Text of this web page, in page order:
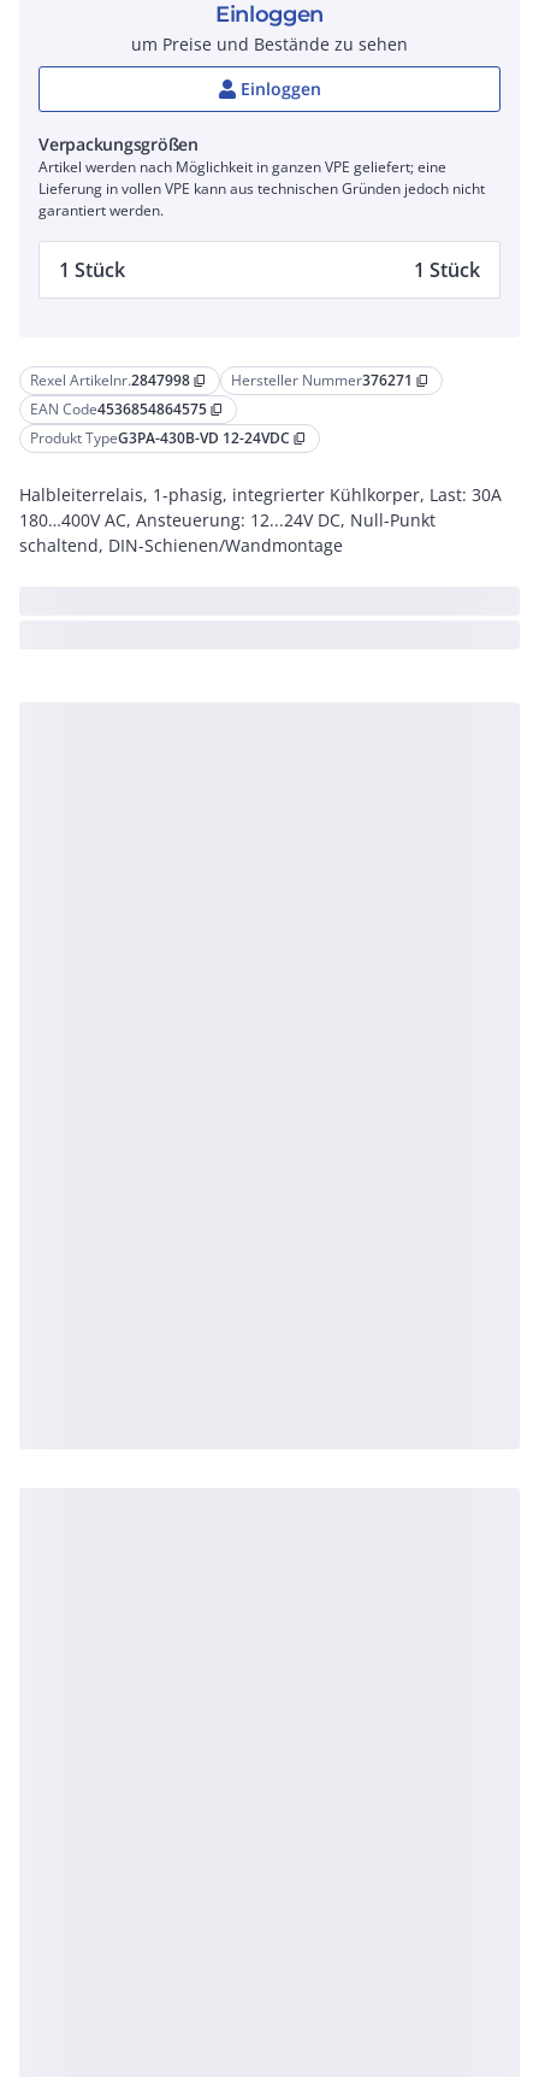
Rexel Artikelnr.2847998 content_copy Hersteller Nummer376271 content_copy
EAN Code4536854864575 content_copy
Produkt TypeG3PA-430B-VD 12-24VDC content_copy
Halbleiterrelais, 1-phasig, integrierter Kühlkorper, Last: 30A
180…400V AC, Ansteuerung: 12...24V DC, Null-Punkt
schaltend, DIN-Schienen/Wandmontage
Einloggen
um Preise und Bestände zu sehen
Einloggen
Verpackungsgrößen
Artikel werden nach Möglichkeit in ganzen VPE geliefert; eine
Lieferung in vollen VPE kann aus technischen Gründen jedoch nicht
garantiert werden.
1 Stück 1 Stück